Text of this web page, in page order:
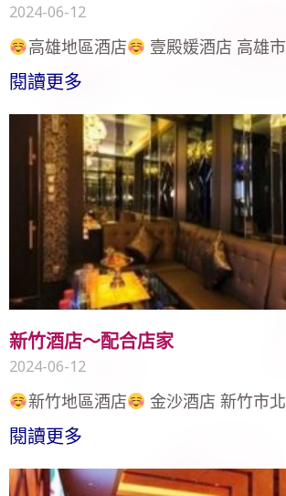
2024-06-12
高雄地區酒店 壹殿媛酒店 高雄市
閱讀更多
新竹酒店～配合店家
2024-06-12
新竹地區酒店 金沙酒店 新竹市北
閱讀更多